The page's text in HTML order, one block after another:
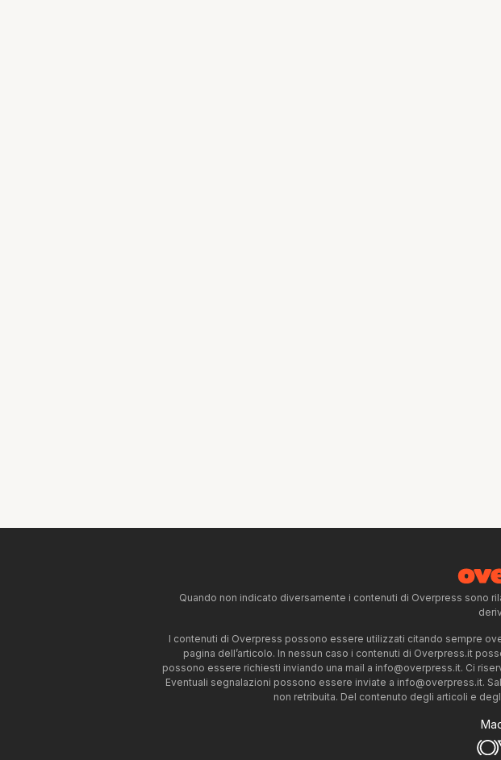
Quando non indicato diversamente i contenuti di Overpress sono
I contenuti di Overpress possono essere utilizzati citando sempre
pagina dell’articolo. In nessun caso i contenuti di Overpress.it
possono essere richiesti inviando una mail a info@overpress.it. Ci
Eventuali segnalazioni possono essere inviate a info@overpress.it.
non retribuita. Del contenuto degli articoli e